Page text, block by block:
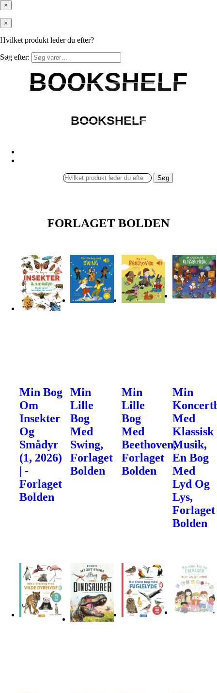
×
×
Hvilket produkt leder du efter?
Søg efter:
BOOKSHELF
BOOKSHELF
BOOKSHELF
BOOKSHELF
Søg
FORLAGET BOLDEN
Min Bog
Om
Insekter
Og
Smådyr
(1, 2026)
| -
Forlaget
Bolden
Min
Lille
Bog
Med
Swing,
Forlaget
Bolden
Min
Lille
Bog
Med
Beethoven,
Forlaget
Bolden
Min
Med
Klassisk
Musik,
En Bog
Med
Lyd Og
Lys,
Forlaget
Bolden